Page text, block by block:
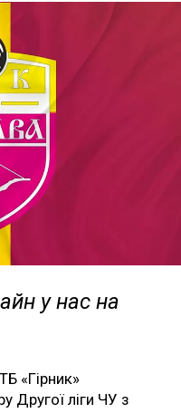
у нас на
«Гірник»
Другої ліги ЧУ з